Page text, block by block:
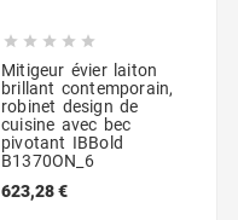
    
Mitigeur évier laiton
brillant contemporain,
robinet design de
cuisine avec bec
pivotant IBBold
B1370ON_6
623,28 €